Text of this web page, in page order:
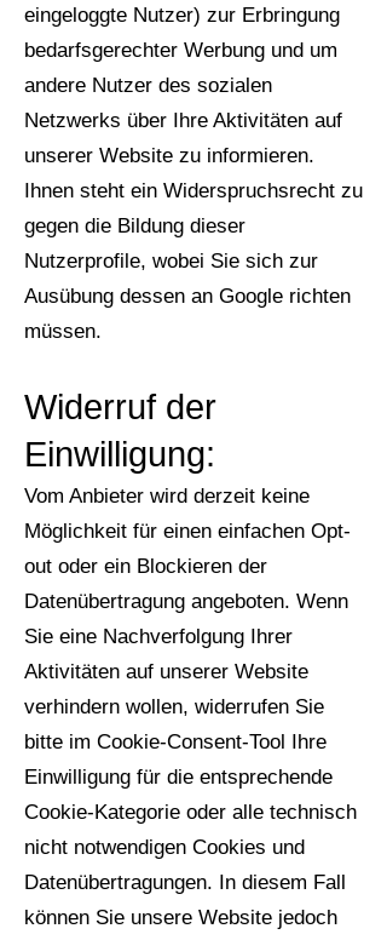
eingeloggte Nutzer) zur Erbringung
bedarfsgerechter Werbung und um
andere Nutzer des sozialen
Netzwerks über Ihre Aktivitäten auf
unserer Website zu informieren.
Ihnen steht ein Widerspruchsrecht zu
gegen die Bildung dieser
Nutzerprofile, wobei Sie sich zur
Ausübung dessen an Google richten
müssen.
Widerruf der
Einwilligung:
Vom Anbieter wird derzeit keine
Möglichkeit für einen einfachen Opt-
out oder ein Blockieren der
Datenübertragung angeboten. Wenn
Sie eine Nachverfolgung Ihrer
Aktivitäten auf unserer Website
verhindern wollen, widerrufen Sie
bitte im Cookie-Consent-Tool Ihre
Einwilligung für die entsprechende
Cookie-Kategorie oder alle technisch
nicht notwendigen Cookies und
Datenübertragungen. In diesem Fall
können Sie unsere Website jedoch